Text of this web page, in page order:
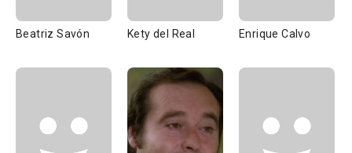
Beatriz Savón Kety del Real Enrique Calvo